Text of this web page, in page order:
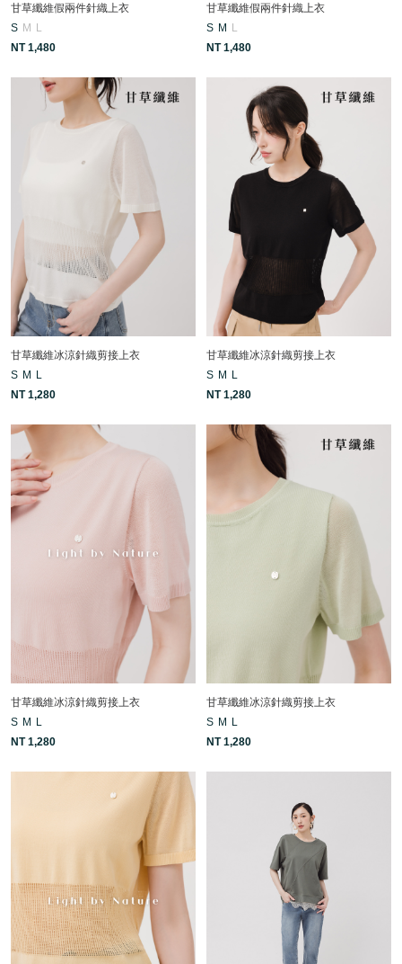
甘草纖維假兩件針織上衣
S M L
NT 1,480
甘草纖維假兩件針織上衣
S M L
NT 1,480
甘草纖維冰涼針織剪接上衣
S M
L
NT 1,280
甘草纖維冰涼針織剪接上衣
S M
L
NT 1,280
甘草纖維冰涼針織剪接上衣
S M
L
NT 1,280
甘草纖維冰涼針織剪接上衣
S M
L
NT 1,280